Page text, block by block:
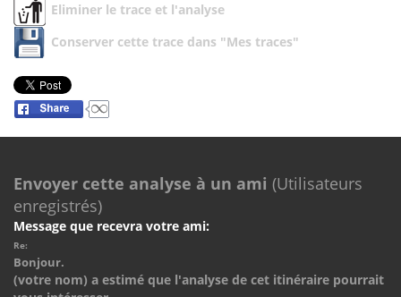
Eliminer le trace et l'analyse
Conserver cette trace dans "Mes traces"
Envoyer cette analyse à un ami (Utilisateurs
enregistrés)
Message que recevra votre ami:
Re:
Bonjour.
(votre nom) a estimé que l'analyse de cet itinéraire pourrait